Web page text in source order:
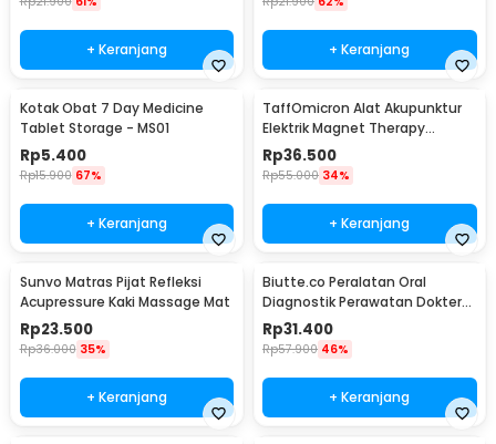
+ Keranjang + Keranjang
Kotak Obat 7 Day Medicine
Tablet Storage - MS01
Rp5.400
Rp15.900 67%
+ Keranjang
TaffOmicron Alat Akupunktur
Elektrik Magnet Therapy
Battery - DF-618
Rp36.500
Rp55.000 34%
+ Keranjang
Sunvo Matras Pijat Refleksi
Acupressure Kaki Massage Mat
Rp23.500
Rp36.000 35%
+ Keranjang
Biutte.co Peralatan Oral
Diagnostik Perawatan Dokter
Gigi Dental 5in1 - 7CKQ01
Rp31.400
Rp57.900 46%
+ Keranjang